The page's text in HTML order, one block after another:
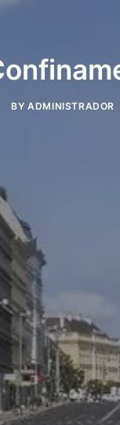
BYADMINISTRADOR